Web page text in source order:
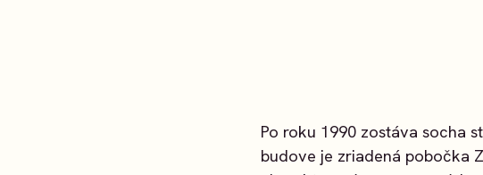
Po roku 1990 zostáva socha
budove je zriadená pobočka